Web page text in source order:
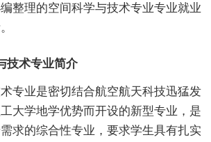
整理的空间科学与技术专业专业就业
技术专业简介
专业是密切结合航空航天科技迅猛发
大学地学优势而开设的新型专业，是
求的综合性专业，要求学生具有扎实